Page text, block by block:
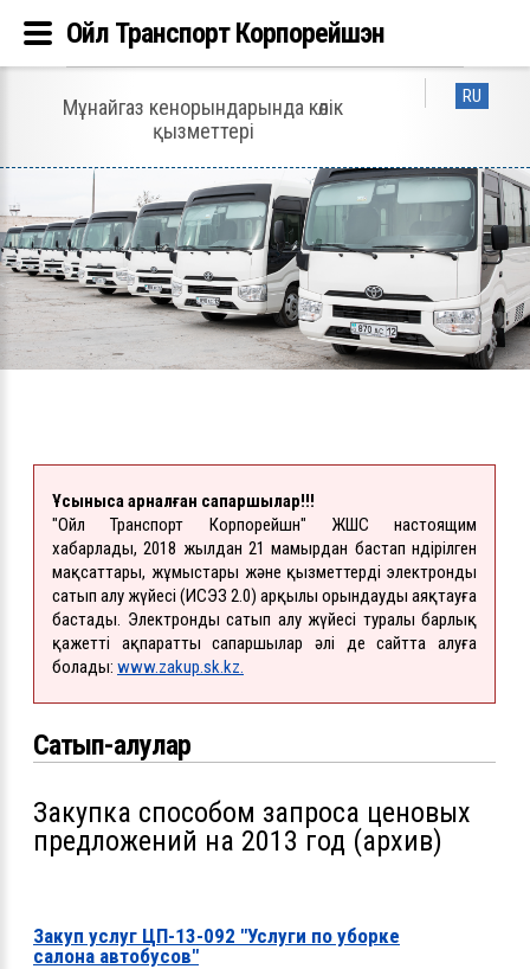
RU
Мұнайгаз кенорындарында көлік
қызметтері
Ұсынысқа арналған сапаршылар!!!
"Ойл Транспорт Корпорейшн" ЖШС настоящим
хабарлады, 2018 жылдан 21 мамырдан бастап өндірілген
мақсаттары, жұмыстары және қызметтерді электронды
сатып алу жүйесі (ИСЭЗ 2.0) арқылы орындауды аяқтауға
бастады. Электронды сатып алу жүйесі туралы барлық
қажетті ақпаратты сапаршылар әлі де сайтта алуға
болады: www.zakup.sk.kz.
Сатып-алулар
Закупка способом запроса ценовых
предложений на 2013 год (архив)
Закуп услуг ЦП-13-092 "Услуги по уборке
салона автобусов"
Ойл Транспорт Корпорейшэн